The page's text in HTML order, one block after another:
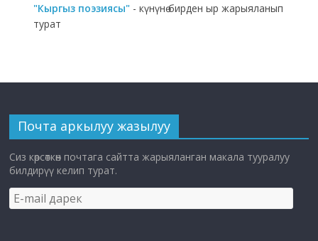
"Кыргыз поэзиясы" - күнүнө бирден ыр жарыяланып
турат
Почта аркылуу жазылуу
Сиз көрсөткөн почтага сайтта жарыяланган макала тууралуу
билдирүү келип турат.
E-
mail